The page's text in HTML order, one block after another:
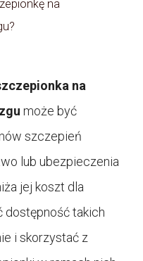
na
na
może być
szczepień
lub ubezpieczenia
jej koszt dla
dostępność takich
i skorzystać z